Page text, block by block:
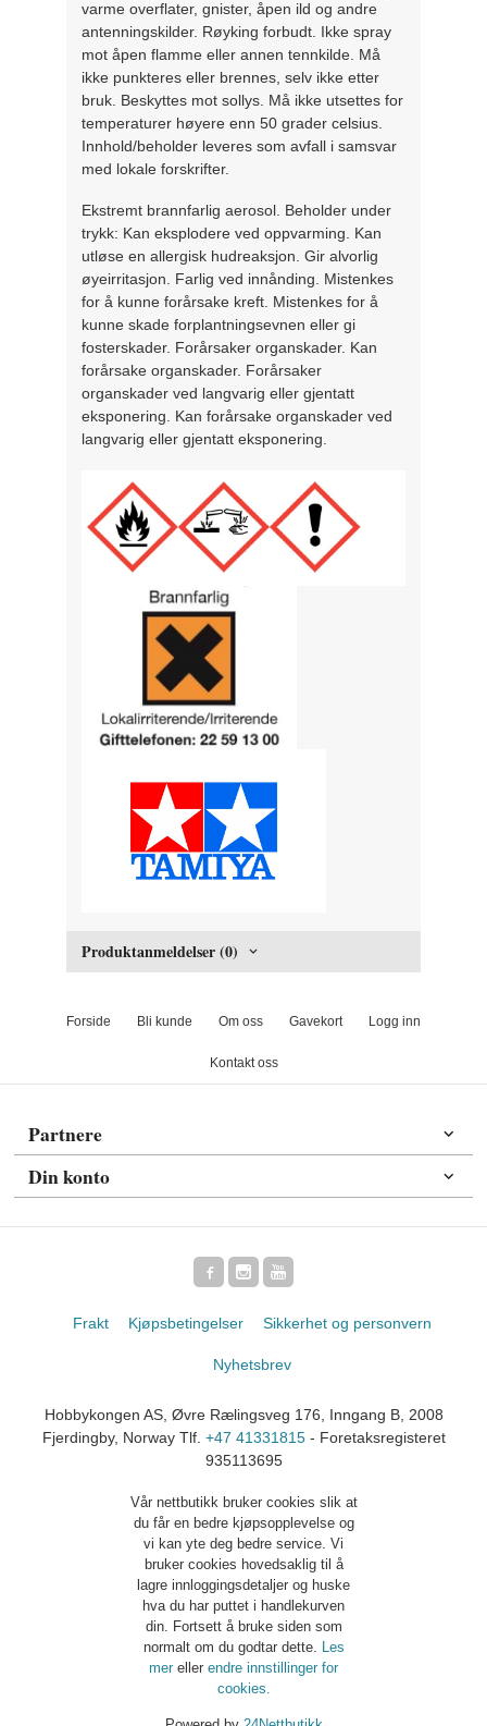
varme overflater, gnister, åpen ild og andre
antenningskilder. Røyking forbudt. Ikke spray
mot åpen flamme eller annen tennkilde. Må
ikke punkteres eller brennes, selv ikke etter
bruk. Beskyttes mot sollys. Må ikke utsettes for
temperaturer høyere enn 50 grader celsius.
Innhold/beholder leveres som avfall i samsvar
med lokale forskrifter.
Ekstremt brannfarlig aerosol. Beholder under
trykk: Kan eksplodere ved oppvarming. Kan
utløse en allergisk hudreaksjon. Gir alvorlig
øyeirritasjon. Farlig ved innånding. Mistenkes
for å kunne forårsake kreft. Mistenkes for å
kunne skade forplantningsevnen eller gi
fosterskader. Forårsaker organskader. Kan
forårsake organskader. Forårsaker
organskader ved langvarig eller gjentatt
eksponering. Kan forårsake organskader ved
langvarig eller gjentatt eksponering.
Produktanmeldelser (0)
Forside Bli kunde Om oss Gavekort Logg inn
Kontakt oss
Partnere
Din konto
Frakt Kjøpsbetingelser Sikkerhet og personvern
Nyhetsbrev
Hobbykongen AS, Øvre Rælingsveg 176, Inngang B, 2008
Fjerdingby, Norway Tlf. +47 41331815- Foretaksregisteret
935113695
Vår nettbutikk bruker cookies slik at
du får en bedre kjøpsopplevelse og
vi kan yte deg bedre service. Vi
bruker cookies hovedsaklig til å
lagre innloggingsdetaljer og huske
hva du har puttet i handlekurven
din. Fortsett å bruke siden som
normalt om du godtar dette. Les
mer eller endre innstillinger for
cookies.